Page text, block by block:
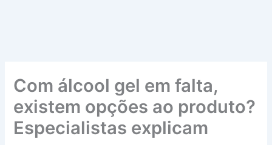
Com álcool gel em falta,
existem opções ao produto?
Especialistas explicam